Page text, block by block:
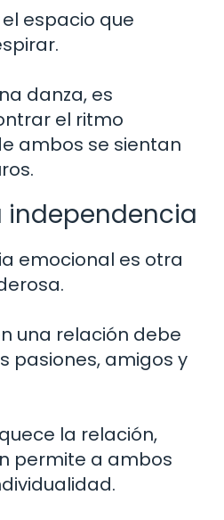
espacio que
danza, es
el ritmo
ambos se sientan
independencia
emocional es otra
una relación debe
pasiones, amigos y
la relación,
permite a ambos